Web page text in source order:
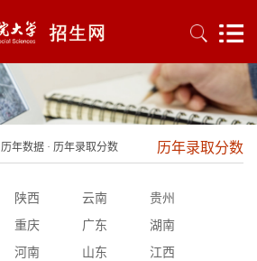
历年数据 · 历年录取分数 历年录取分数
陕西 云南
贵州
重庆 广东
湖南
河南 山东
江西